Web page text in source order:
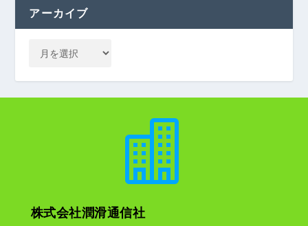
アーカイブ

株式会社潤滑通信社